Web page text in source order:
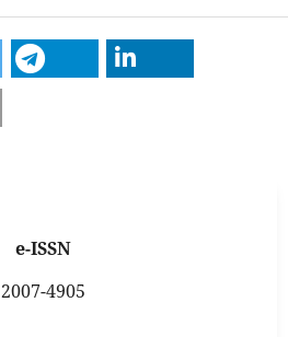
e-ISSN
2007-4905